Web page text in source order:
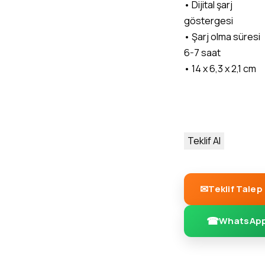
• Dijital şarj
göstergesi
• Şarj olma süresi
6-7 saat
• 14 x 6,3 x 2,1 cm
Teklif Al
Teklif Talep